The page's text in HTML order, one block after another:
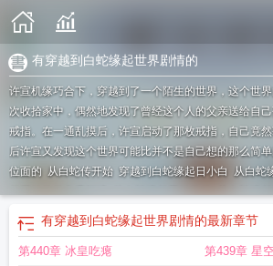
有穿越到白蛇缘起世界剧情的
许宣机缘巧合下，穿越到了一个陌生的世界，这个世
次收拾家中，偶然地发现了曾经这个人的父亲送给自
戒指。在一通乱摸后，许宣启动了那枚戒指，自己竟
后许宣又发现这个世界可能比并不是自己想的那么简
位面的 从白蛇传开始 穿越到白蛇缘起日小白 从白蛇
从白蛇缘起开始穿越 从白蛇传开始穿越
有穿越到白蛇缘起世界剧情的最新章节
第440章 冰皇吃瘪 第439章 星